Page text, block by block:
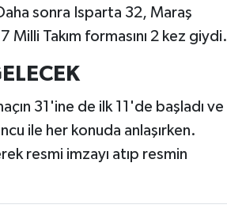
sonra Isparta 32, Maraş
Takım formasını 2 kez giydi.
31'ine de ilk 11'de başladı ve
ile her konuda anlaşırken.
resmi imzayı atıp resmin